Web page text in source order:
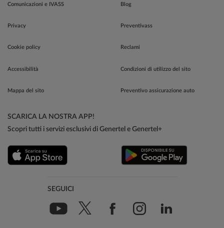
Comunicazioni e IVASS
Privacy
Cookie policy
Accessibilità
Mappa del sito
Blog
Preventivass
Reclami
Condizioni di utilizzo del sito
Preventivo assicurazione auto
SCARICA LA NOSTRA APP!
Scopri tutti i servizi esclusivi di Genertel e Genertel+
SEGUICI